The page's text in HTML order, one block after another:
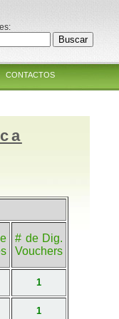
CONTACTOS
# de Dig.
Vouchers
1
1